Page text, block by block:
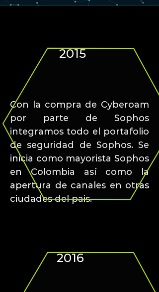
Con la compra de Cyberoam
por parte de Sophos
integramos todo el portafolio
de seguridad de Sophos. Se
inicia como mayorista Sophos
en Colombia así como la
apertura de canales en otras
ciudades del pais.
2015
2016